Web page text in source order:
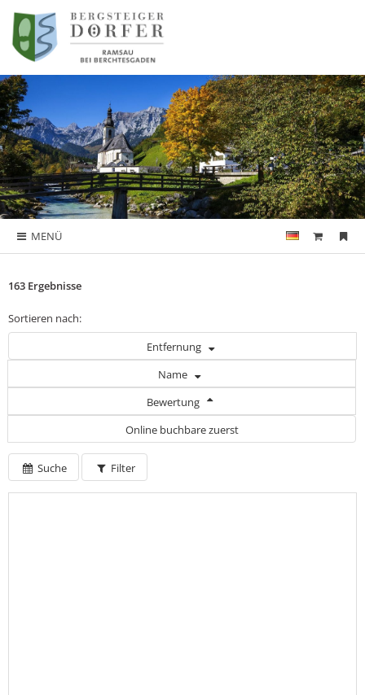
MENÜ
163 Ergebnisse
Sortieren nach:
Entfernung
Name
Bewertung
Online buchbare zuerst
Suche Filter